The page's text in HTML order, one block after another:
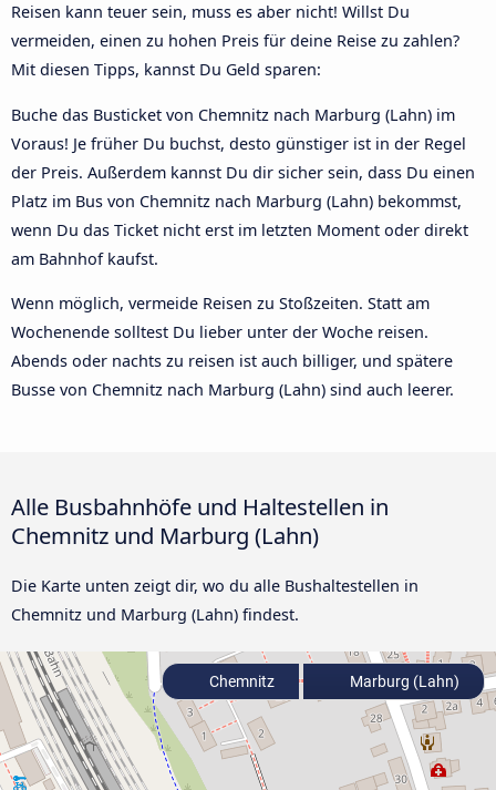
Reisen kann teuer sein, muss es aber nicht! Willst Du
vermeiden, einen zu hohen Preis für deine Reise zu zahlen?
Mit diesen Tipps, kannst Du Geld sparen:
Buche das Busticket von Chemnitz nach Marburg (Lahn) im
Voraus! Je früher Du buchst, desto günstiger ist in der Regel
der Preis. Außerdem kannst Du dir sicher sein, dass Du einen
Platz im Bus von Chemnitz nach Marburg (Lahn) bekommst,
wenn Du das Ticket nicht erst im letzten Moment oder direkt
am Bahnhof kaufst.
Wenn möglich, vermeide Reisen zu Stoßzeiten. Statt am
Wochenende solltest Du lieber unter der Woche reisen.
Abends oder nachts zu reisen ist auch billiger, und spätere
Busse von Chemnitz nach Marburg (Lahn) sind auch leerer.
Alle Busbahnhöfe und Haltestellen in
Chemnitz und Marburg (Lahn)
Die Karte unten zeigt dir, wo du alle Bushaltestellen in
Chemnitz und Marburg (Lahn) findest.
Chemnitz Marburg (Lahn)